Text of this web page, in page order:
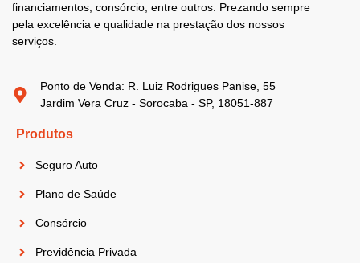
financiamentos, consórcio, entre outros. Prezando sempre
pela excelência e qualidade na prestação dos nossos
serviços.
Ponto de Venda: R. Luiz Rodrigues Panise, 55
Jardim Vera Cruz - Sorocaba - SP, 18051-887
Produtos
Seguro Auto
Plano de Saúde
Consórcio
Previdência Privada